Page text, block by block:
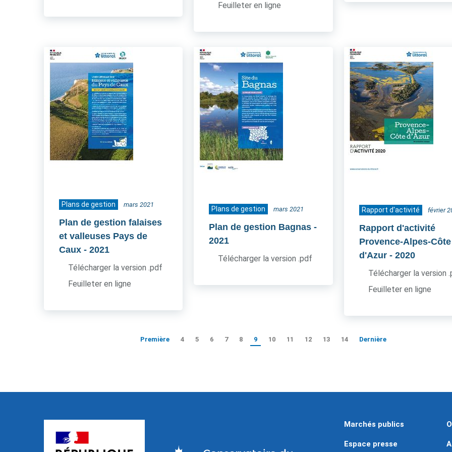
Feuilleter en ligne
Plans de gestion mars 2021
Plan de gestion falaises
et valleuses Pays de
Caux - 2021
Télécharger la version .pdf
Feuilleter en ligne
Plans de gestion mars 2021
Plan de gestion Bagnas -
2021
Télécharger la version .pdf
Rapport d'activité février
Rapport d'activité
Provence-Alpes-Côte
d'Azur - 2020
Télécharger la version
Feuilleter en ligne
Première 4 5 6 7 8 9 10 11 12 13 14 Dernière
Marchés publics
Espace presse